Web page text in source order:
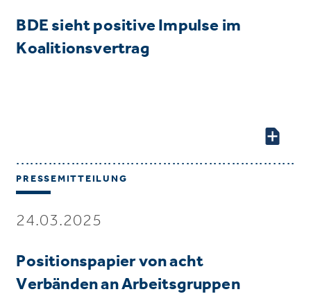
BDE sieht positive Impulse im
Koalitionsvertrag
PRESSEMITTEILUNG
24.03.2025
Positionspapier von acht
Verbänden an Arbeitsgruppen